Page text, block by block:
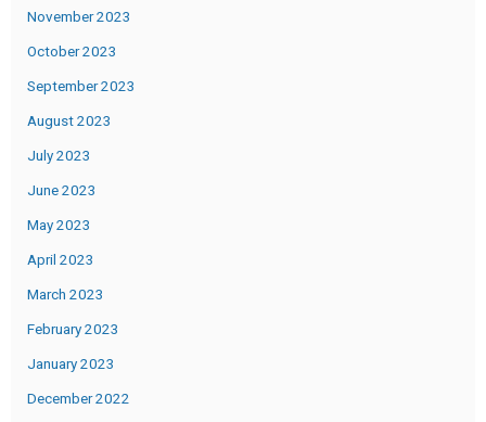
November 2023
October 2023
September 2023
August 2023
July 2023
June 2023
May 2023
April 2023
March 2023
February 2023
January 2023
December 2022